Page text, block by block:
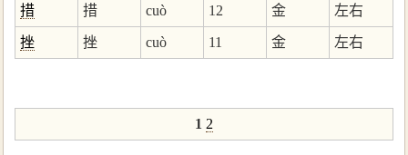
措 措 cuò 12 金 左右
挫 挫 cuò 11 金 左右
1 2